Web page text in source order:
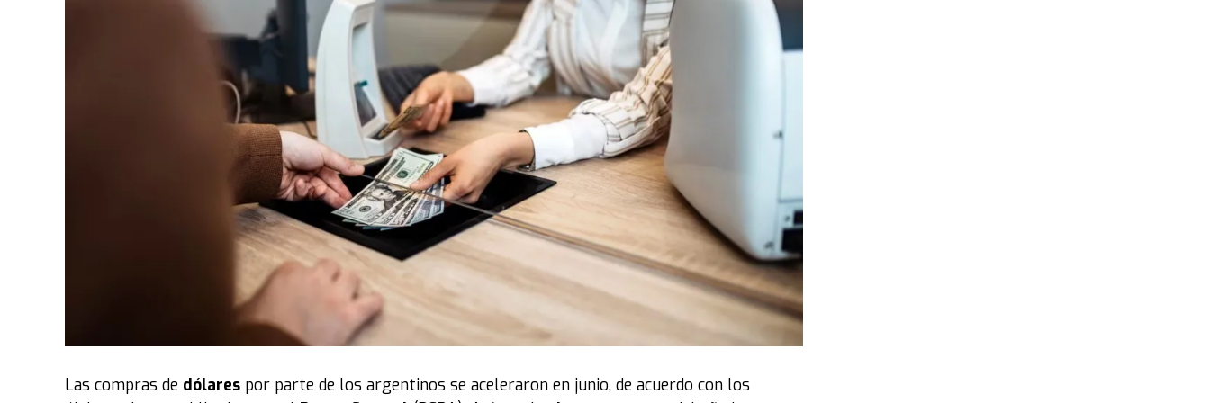
los miembros de la congregación junto a más de 6.000 iglesias saldrán por las ciudades en una gran
peregrinación para anunciar oficialmente el inicio de esta nueva edición.
, durante tres semanas recorrerán diferentes barrios, la zona céntrica y diversos
eventos evangelísticos recolectando peticiones de oración de los vecinos. Este proceso culminará en
una intensa vigilia de 24 horas ininterrumpidas de oración, donde miles de miembros de la iglesia a
nivel local y mundial clamarán por cada necesidad recibida. De acuerdo con lo registrado en años
anteriores, la organización destaca que esta jornada suele ser el detonante de "cataratas de
Un movimiento global con sello chaqueñoLo que comenzó en el año 2008 en Resistencia como
Las compras de dólares por parte de los argentinos se aceleraron en junio, de acuerdo con los